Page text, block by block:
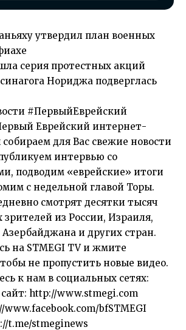
утвердил план военных
серия протестных акций
Нориджа подверглась
#ПервыйЕврейский
Еврейский интернет-
для Вас свежие новости
интервью со
подводим «еврейские» итоги
с недельной главой Торы.
смотрят десятки тысяч
зрителей из России, Израиля,
и других стран.
на STMEGI TV и жмите
не пропустить новые видео.
к нам в социальных сетях:
http://www.stmegi.com
www.facebook.com/bfSTMEGI
t.me/stmeginews